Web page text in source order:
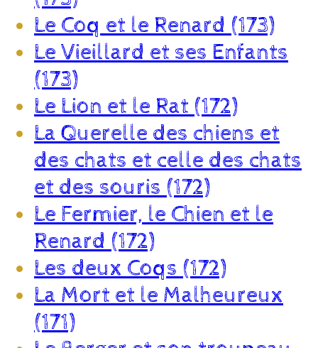
Le Coq et le Renard (173)
Le Vieillard et ses Enfants
(173)
Le Lion et le Rat (172)
La Querelle des chiens et
des chats et celle des chats
et des souris (172)
Le Fermier, le Chien et le
Renard (172)
Les deux Coqs (172)
La Mort et le Malheureux
(171)